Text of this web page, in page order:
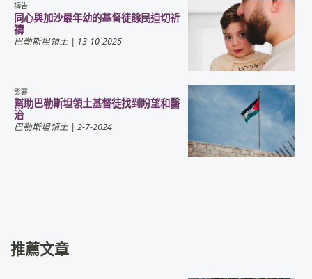
禱告
同心與加沙最年幼的基督徒餘民迫切祈
禱
巴勒斯坦領土 | 13-10-2025
影響
幫助巴勒斯坦領土基督徒找到盼望和醫
治
巴勒斯坦領土 | 2-7-2024
推薦文章